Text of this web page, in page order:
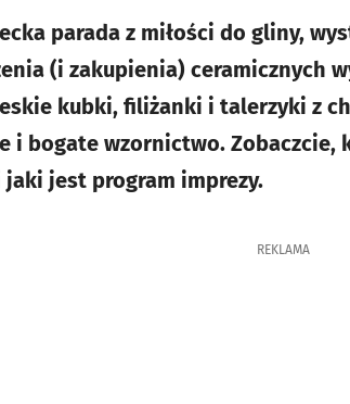
parada z miłości do gliny,
(i zakupienia) ceramicznych
kubki, filiżanki i talerzyki z
i bogate wzornictwo. Zobaczcie,
jest program imprezy.
REKLAMA